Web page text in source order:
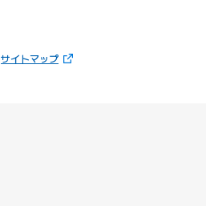
サイトマップ（新しいタブで開きます）